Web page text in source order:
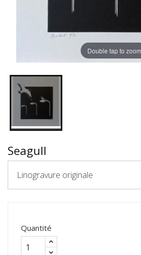
Double tap to zoom
Seagull
Linogravure originale
Quantité